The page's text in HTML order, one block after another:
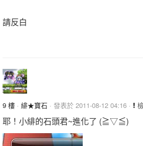
請反白
9 樓 · 緋★寶石 · 發表於 2011-08-12 04:16 ·
耶！小緋的石頭君~進化了 (≧▽≦)